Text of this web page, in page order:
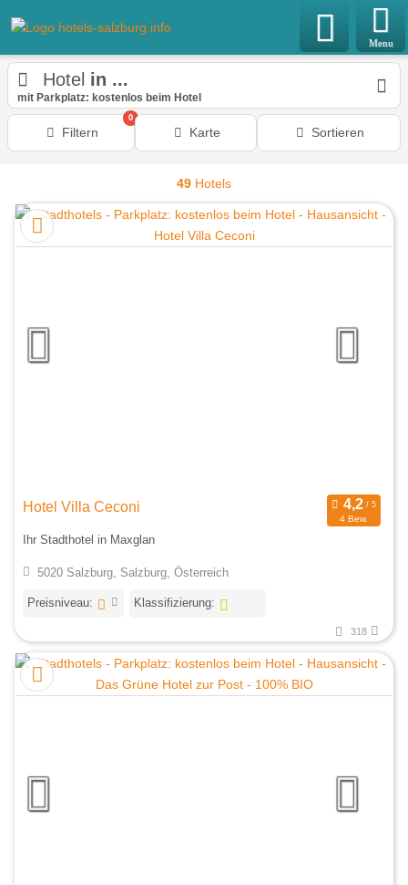
Menu
Hotel in ...
mit Parkplatz: kostenlos beim Hotel
Filtern
0
Karte Sortieren
49 Hotels
Hotel Villa Ceconi
4 Bew.
Ihr Stadthotel in Maxglan
5020 Salzburg, Salzburg, Österreich
Preisniveau: Klassifizierung:
318